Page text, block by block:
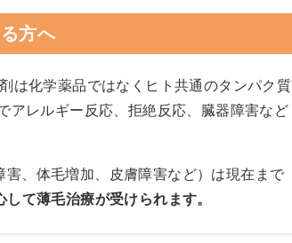
方へ
は化学薬品ではなくヒト共通のタンパク質
アレルギー反応、拒絶反応、臓器障害など
、体毛増加、皮膚障害など）は現在まで
て薄毛治療が受けられます。